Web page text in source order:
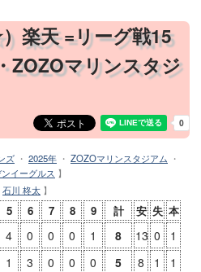
楽天 =リーグ戦15
ZOZOマリンスタジ
ズ ・ 2025年 ・ ZOZOマリンスタジアム ・
イーグルス 】
石川 柊太 】
5 6 7 8 9 計 安 失 本
4 0 0 0 1 8 13 0
1
1 3 0 0 0 5 8 1
1